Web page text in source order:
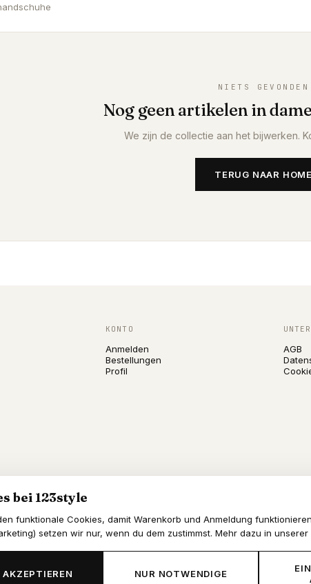
NIETS GEVONDEN
Nog geen artikelen in
We zijn de collectie aan het bijwerken.
TERUG NAAR HOME
KONTO
Anmelden
Bestellungen
Profil
AGB
bei 123style
funktionale Cookies, damit Warenkorb und Anmeldung
setzen wir nur, wenn du dem zustimmst. Mehr dazu in unserer
AKZEPTIEREN NUR NOTWENDIGE